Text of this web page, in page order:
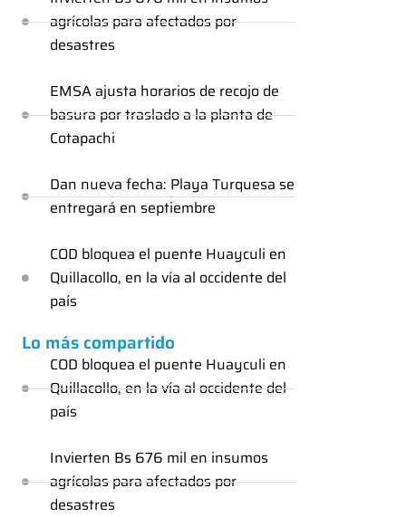
agrícolas para afectados por
desastres
EMSA ajusta horarios de recojo de
basura por traslado a la planta de
Cotapachi
Dan nueva fecha: Playa Turquesa se
entregará en septiembre
COD bloquea el puente Huayculi en
Quillacollo, en la vía al occidente del
país
Lo más compartido
COD bloquea el puente Huayculi en
Quillacollo, en la vía al occidente del
país
Invierten Bs 676 mil en insumos
agrícolas para afectados por
desastres